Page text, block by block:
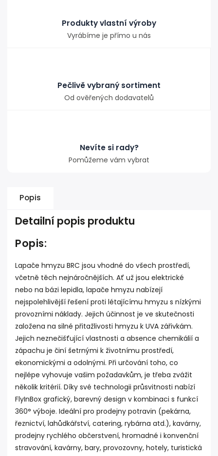
Produkty vlastní výroby
Vyrábíme je přímo u nás
Pečlivě vybraný sortiment
Od ověřených dodavatelů
Nevíte si rady?
Pomůžeme vám vybrat
Popis
Detailní popis produktu
Popis:
Lapače hmyzu BRC jsou vhodné do všech prostředí,
včetně těch nejnáročnějších. Ať už jsou elektrické
nebo na bázi lepidla, lapače hmyzu nabízejí
nejspolehlivější řešení proti létajícímu hmyzu s nízkými
provozními náklady. Jejich účinnost je ve skutečnosti
založena na silné přitažlivosti hmyzu k UVA zářivkám.
Jejich neznečišťující vlastnosti a absence chemikálií a
zápachu je činí šetrnými k životnímu prostředí,
ekonomickými a odolnými. Při určování toho, co
nejlépe vyhovuje vašim požadavkům, je třeba zvážit
několik kritérií. Díky své technologii průsvitnosti nabízí
FlyInBox grafický, barevný design v kombinaci s funkcí
360° výboje. Ideální pro prodejny potravin (pekárna,
řeznictví, lahůdkářství, catering, rybárna atd.), kavárny,
prodejny rychlého občerstvení, hromadné i konvenční
stravování, kavárny, bary, provozovny, hotely, turistická